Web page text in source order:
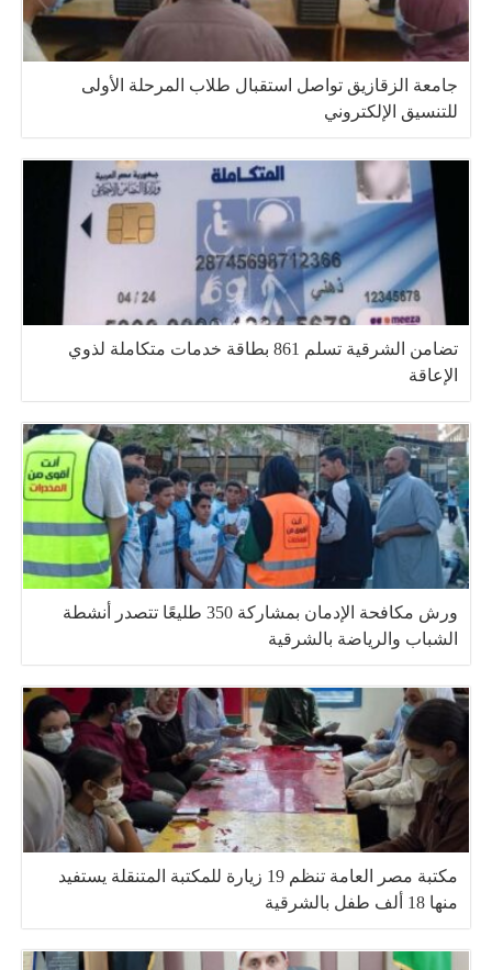
جامعة الزقازيق تواصل استقبال طلاب المرحلة الأولى
للتنسيق الإلكتروني
تضامن الشرقية تسلم 861 بطاقة خدمات متكاملة لذوي
الإعاقة
ورش مكافحة الإدمان بمشاركة 350 طليعًا تتصدر أنشطة
الشباب والرياضة بالشرقية
مكتبة مصر العامة تنظم 19 زيارة للمكتبة المتنقلة يستفيد
منها 18 ألف طفل بالشرقية